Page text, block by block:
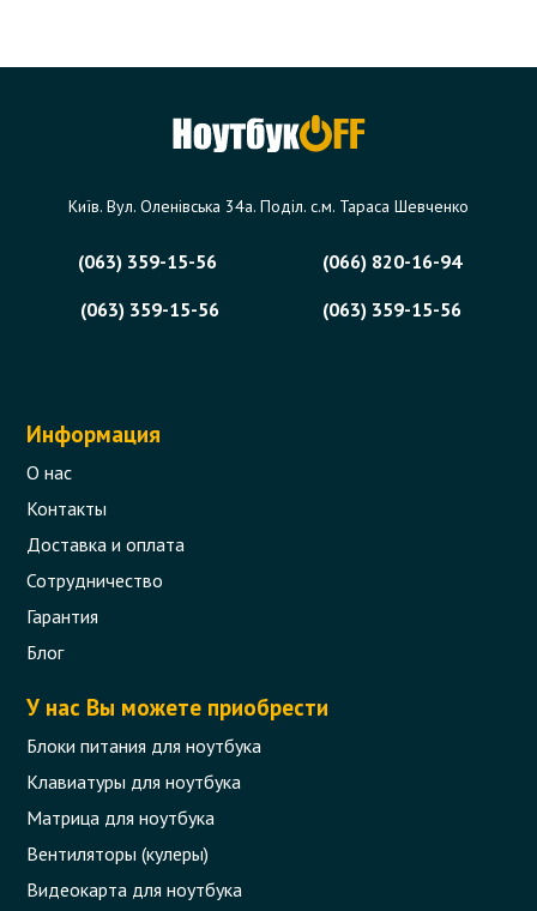
Київ. Вул. Оленівська 34а. Поділ. с.м. Тараса Шевченко
(063) 359-15-56
(066) 820-16-94
(063) 359-15-56
(063) 359-15-56
Информация
О нас
Контакты
Доставка и оплата
Сотрудничество
Гарантия
Блог
У нас Вы можете приобрести
Блоки питания для ноутбука
Клавиатуры для ноутбука
Матрица для ноутбука
Вентиляторы (кулеры)
Видеокарта для ноутбука